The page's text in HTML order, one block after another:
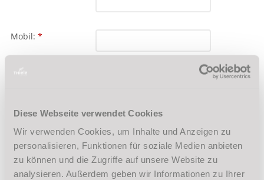
Diese Webseite verwendet Cookies
Wir verwenden Cookies, um Inhalte und Anzeigen zu
personalisieren, Funktionen für soziale Medien anbieten
zu können und die Zugriffe auf unsere Website zu
analysieren. Außerdem geben wir Informationen zu Ihrer